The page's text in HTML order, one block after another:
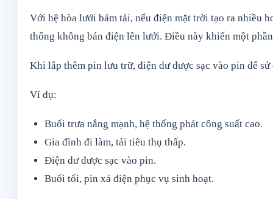
Với hệ hòa lưới bám tải, nếu điện mặt trời tạo ra nhiều
thống không bán điện lên lưới. Điều này khiến một
Khi lắp thêm pin lưu trữ, điện dư được sạc vào pin để
Ví dụ:
Buổi trưa nắng mạnh, hệ thống phát công suất cao.
Gia đình đi làm, tải tiêu thụ thấp.
Điện dư được sạc vào pin.
Buổi tối, pin xả điện phục vụ sinh hoạt.